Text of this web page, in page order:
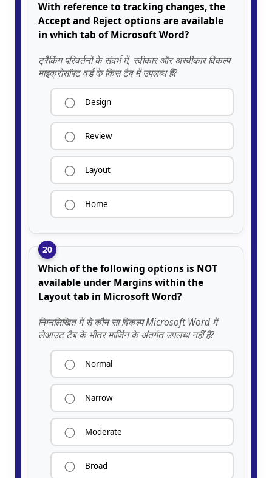
With reference to tracking changes, the
Accept and Reject options are available
in which tab of Microsoft Word?
ट्रैकिंग परिवर्तनों के संदर्भ में, स्वीकार और अस्वीकार विकल्प
माइक्रोसॉफ्ट वर्ड के किस टैब में उपलब्ध हैं?
Design
Review
Layout
Home
20
Which of the following options is NOT
available under Margins within the
Layout tab in Microsoft Word?
निम्नलिखित में से कौन सा विकल्प Microsoft Word में
लेआउट टैब के भीतर मार्जिन के अंतर्गत उपलब्ध नहीं है?
Normal
Narrow
Moderate
Broad